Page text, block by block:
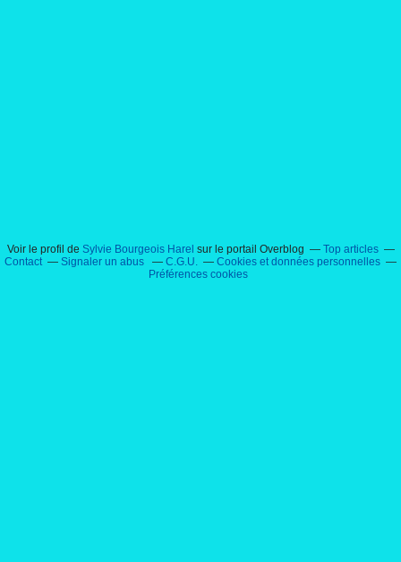
Voir le profil de Sylvie Bourgeois Harel sur le portail Overblog
Top articles
Contact
Signaler un abus C.G.U.
Cookies et données personnelles
Préférences cookies